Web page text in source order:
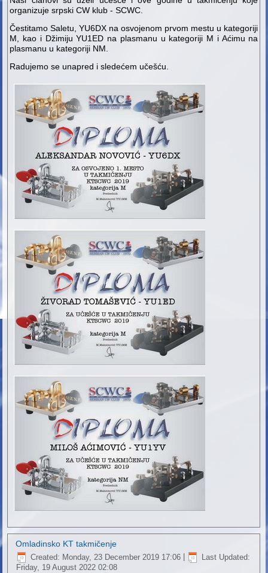
organizuje srpski CW klub - SCWC.
Čestitamo Saletu, YU6DX na osvojenom prvom mestu u kategoriji
M, kao i Džimiju YU1ED na plasmanu u kategoriji M i Aćimu na
plasmanu u kategoriji NM.
Radujemo se unapred i sledećem učešću.
Omladinsko KT takmičenje
Created: Monday, 23 December 2019 17:06
Last Updated:
Friday, 19 August 2022 02:08